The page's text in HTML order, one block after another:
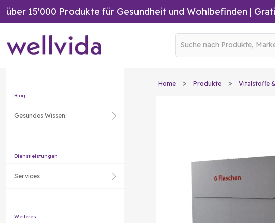
über 15'000 Produkte für Gesundheit und Wohlbefinden |
Blog
Gesundes Wissen
Dienstleistungen
Services
Weiteres
Home Produkte Vitalstoffe